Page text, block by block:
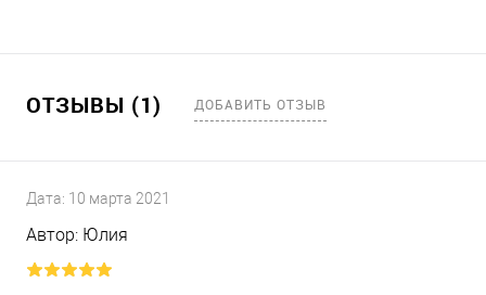
ОТЗЫВЫ (1) ДОБАВИТЬ ОТЗЫВ
Дата: 10 марта 2021
Автор: Юлия